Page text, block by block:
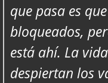
que pasa es
bloqueados,
está ahí. La
despiertan los